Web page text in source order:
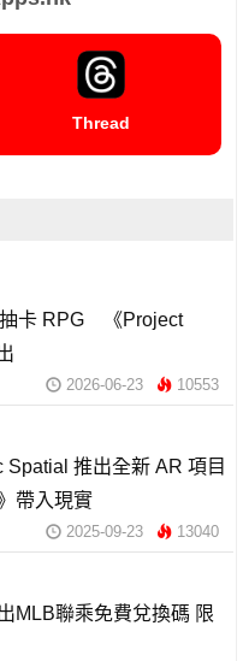
Thread
卡 RPG 《Project
2026-06-23 10553
推出全新 AR 項目
帶入現實
2025-09-23 13040
MLB聯乘免費兌換碼 限